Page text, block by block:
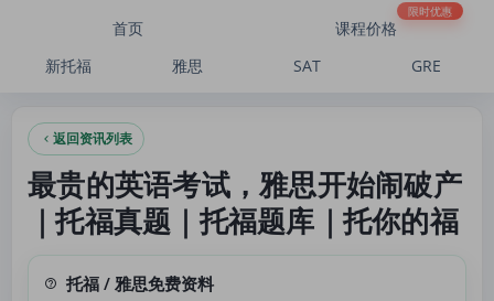
首页 课程价格
限时优惠
新托福 雅思 SAT GRE
返回资讯列表
最贵的英语考试，雅思开始闹破产
｜托福真题｜托福题库｜托你的福
托福 / 雅思免费资料